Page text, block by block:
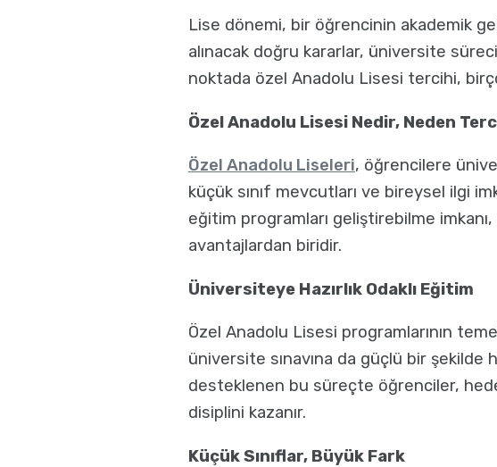
Lise dönemi, bir öğrencinin akademik
alınacak doğru kararlar, üniversite
noktada özel Anadolu Lisesi tercihi,
Özel Anadolu Lisesi Nedir, Neden
Özel Anadolu Liseleri, öğrencilere
küçük sınıf mevcutları ve bireysel ilgi
eğitim programları geliştirebilme imkanı,
avantajlardan biridir.
Üniversiteye Hazırlık Odaklı Eğitim
Özel Anadolu Lisesi programlarının
üniversite sınavına da güçlü bir şekilde
desteklenen bu süreçte öğrenciler,
disiplini kazanır.
Küçük Sınıflar, Büyük Fark